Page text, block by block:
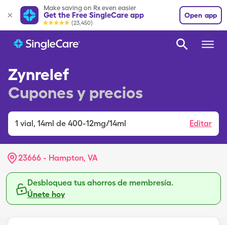
Make saving on Rx even easier
Get the Free SingleCare app
(23,450)
Open app
Zynrelef
Cupones y precios
1 vial, 14ml de 400-12mg/14ml Editar
23666 - Hampton, VA
Desbloquea tus ahorros de membresía.
Únete hoy